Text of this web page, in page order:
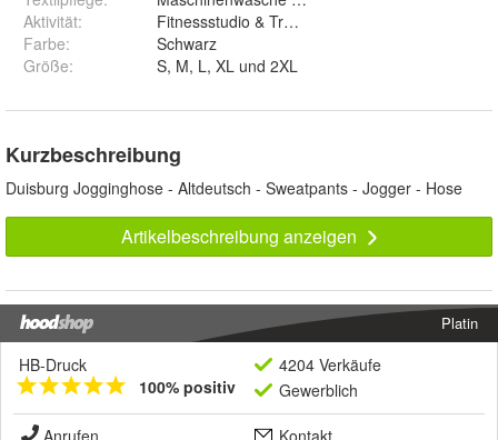
Aktivität:
Fitnessstudio & Training
Farbe:
Schwarz
Größe: S, M, L, XL und 2XL
Kurzbeschreibung
Duisburg Jogginghose - Altdeutsch - Sweatpants - Jogger - Hose
Artikelbeschreibung anzeigen
Platin
HB-Druck
100% positiv
4204 Verkäufe
Gewerblich